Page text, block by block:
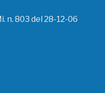
n. 803 del 28-12-06